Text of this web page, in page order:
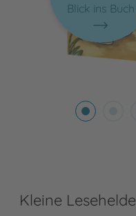
Blick ins Buch
Kleine